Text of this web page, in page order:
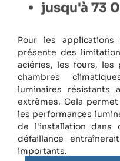
jusqu'à 73
Pour les applications
présente des
aciéries, les fours, les
chambres
luminaires résistants
extrêmes. Cela
les performances
de l'installation dans
défaillance
importants.